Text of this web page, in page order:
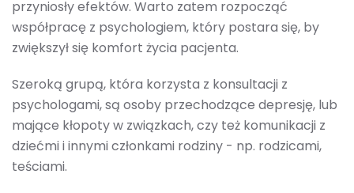
przyniosły efektów. Warto zatem rozpocząć
współpracę z psychologiem, który postara się, by
zwiększył się komfort życia pacjenta.
Szeroką grupą, która korzysta z konsultacji z
psychologami, są osoby przechodzące depresję, lub
mające kłopoty w związkach, czy też komunikacji z
dziećmi i innymi członkami rodziny - np. rodzicami,
teściami.